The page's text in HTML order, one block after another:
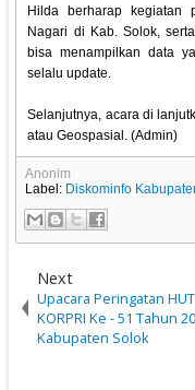
Hilda berharap kegiatan
Nagari di Kab. Solok,
bisa menampilkan data
selalu update.
Selanjutnya, acara di
atau Geospasial. (Admin)
Anonim
Label: Diskominfo
Next
Upacara Peringatan HUT
KORPRI Ke - 51 Tahun
Kabupaten Solok